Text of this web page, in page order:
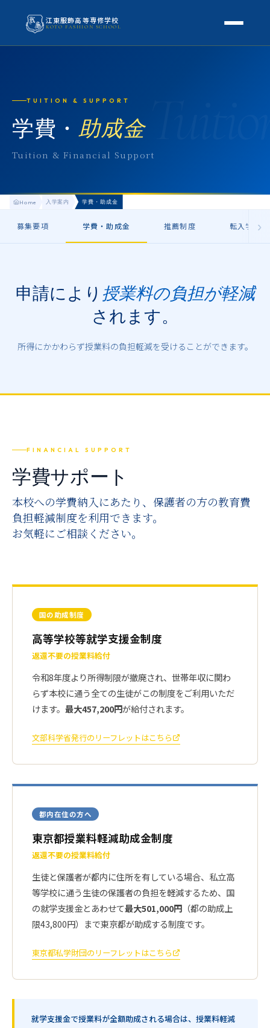
江東服飾高等専修学校
KOTO FASHION SCHOOL
校長挨拶
高等専修学校とは
地方学生の方へ
よくある質問
授業内容
スクールライフ
年間行事
KOTO COLLECTION
進路
入学案内
募集要項
転入学・編入学
TUITION & SUPPORT
学費・助成金
Tuition & Financial Support
Home 入学案内 学費・助成金
募集要項 学費・助成金 推薦制度 転入学・
›
申請により 授業料の負担が軽減
されます。
所得にかかわらず授業料の負担軽減を受けることができます。
FINANCIAL SUPPORT
学費サポート
本校への学費納入にあたり、保護者の方の教育費
負担軽減制度を利用できます。
お気軽にご相談ください。
国の助成制度
高等学校等就学支援金制度
返還不要の授業料給付
令和8年度より所得制限が撤廃され、世帯年収に関わ
らず本校に通う全ての生徒がこの制度をご利用いただ
けます。 最大457,200円が給付されます。
文部科学省発行のリーフレットはこちら
都内在住の方へ
東京都授業料軽減助成金制度
返還不要の授業料給付
生徒と保護者が都内に住所を有している場合、私立高
等学校に通う生徒の保護者の負担を軽減するため、国
の就学支援金とあわせて最大501,000円 （都の助成上
限43,800円）まで東京都が助成する制度です。
東京都私学財団のリーフレットはこちら
就学支援金で授業料が全額助成される場合は、授業料軽減